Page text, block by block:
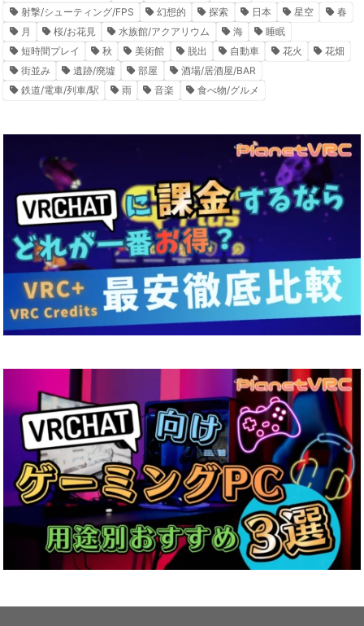
射撃/シューティング/FPS
幻想的 探索 日本 星空
春
月
桜/お花見 水族館/アクアリウム 海
睡眠
短時間プレイ
秋 美術館 脱出 自動車 花火
花畑
街並み
遺跡/廃墟 部屋
酒場/居酒屋/BAR
鉄道/電車/列車/駅
雨 音楽 食べ物/グルメ